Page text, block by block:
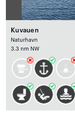
Kuvauen
Naturhavn
3.3 nm NW